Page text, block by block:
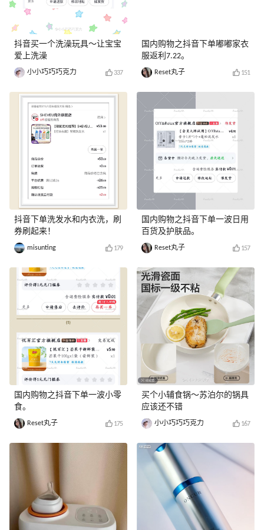
抖音买一个洗澡玩具～让宝宝
爱上洗澡
小小巧巧巧克力 337
抖音下单洗发水和内衣洗，刷
券刷起来！
misunting 179
国内购物之抖音下单一波小零
食。
Reset丸子 175
国内购物之抖音下单嘟嘟家衣
服返利7.22。
Reset丸子 151
国内购物之抖音下单一波日用
百货及护肤品。
Reset丸子 157
买个小辅食锅～苏泊尔的锅具
应该还不错
小小巧巧巧克力 167